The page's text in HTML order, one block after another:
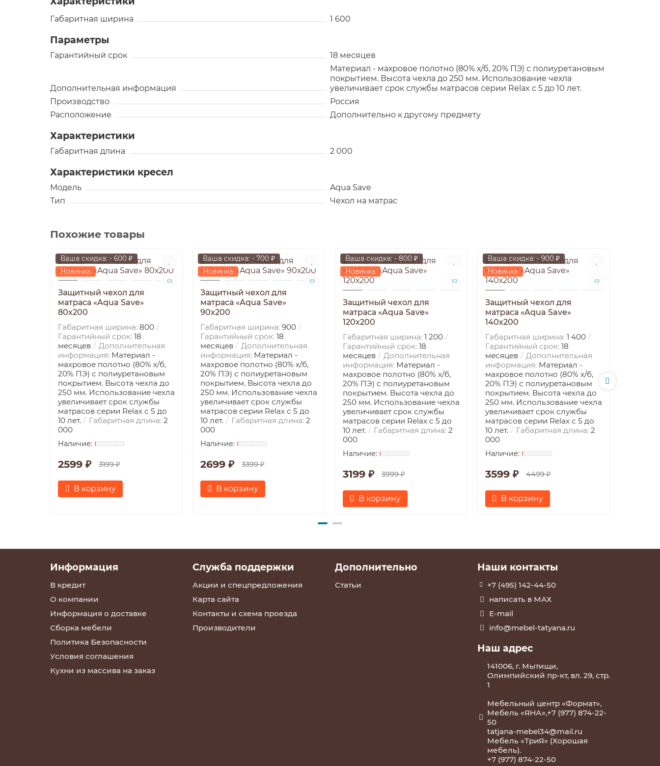
Габаритная ширина 1 600
Параметры
Гарантийный срок 18 месяцев
Дополнительная информация
Материал - махровое полотно (80% х/б, 20% ПЭ) с полиуретановым
покрытием. Высота чехла до 250 мм. Использование чехла
увеличивает срок службы матрасов серии Relax с 5 до 10 лет.
Производство
Россия
Расположение
Дополнительно к другому предмету
Характеристики
Габаритная длина 2 000
Характеристики кресел
Модель
Aqua Save
Тип
Чехол на матрас
Похожие товары
Ваша скидка: - 600 ₽
Новинка
Защитный чехол для
матраса «Aqua Save»
80х200
Габаритная ширина: 800
Гарантийный срок: 18
месяцев
Дополнительная
информация: Материал -
махровое полотно (80% х/б,
20% ПЭ) с полиуретановым
покрытием. Высота чехла до
250 мм. Использование чехла
увеличивает срок службы
матрасов серии Relax с 5 до
10 лет.
Габаритная длина: 2
000
2599 ₽ 3199 ₽
В корзину
Ваша скидка: - 700 ₽
Новинка
Защитный чехол для
матраса «Aqua Save»
90х200
Габаритная ширина: 900
Гарантийный срок: 18
месяцев
Дополнительная
информация: Материал -
махровое полотно (80% х/б,
20% ПЭ) с полиуретановым
покрытием. Высота чехла до
250 мм. Использование чехла
увеличивает срок службы
матрасов серии Relax с 5 до
10 лет.
Габаритная длина: 2
000
2699 ₽ 3399 ₽
В корзину
Ваша скидка: - 800 ₽
Новинка
Защитный чехол для
матраса «Aqua Save»
120х200
Габаритная ширина: 1 200
Гарантийный срок: 18
месяцев
Дополнительная
информация: Материал -
махровое полотно (80% х/б,
20% ПЭ) с полиуретановым
покрытием. Высота чехла до
250 мм. Использование чехла
увеличивает срок службы
матрасов серии Relax с 5 до
10 лет.
Габаритная длина: 2
000
3199 ₽ 3999 ₽
В корзину
Ваша скидка: - 900 ₽
Новинка
Защитный чехол для
матраса «Aqua Save»
140х200
Габаритная ширина: 1 400
Гарантийный срок: 18
месяцев
Дополнительная
информация: Материал -
махровое полотно (80% х/б,
20% ПЭ) с полиуретановым
покрытием. Высота чехла до
250 мм. Использование чехла
увеличивает срок службы
матрасов серии Relax с 5 до
10 лет.
Габаритная длина: 2
000
3599 ₽ 4499 ₽
В корзину
Информация
В кредит
О компании
Информация о доставке
Сборка мебели
Политика Безопасности
Условия соглашения
Кухни из массива на заказ
Служба поддержки
Акции и спецпредложения
Карта сайта
Контакты и схема проезда
Производители
Дополнительно
Статьи
Наши контакты
+7 (495) 142-44-50
написать в МАХ
E-mail
info@mebel-tatyana.ru
Наш адрес
141006, г. Мытищи,
Олимпийский пр-кт, вл. 29, стр.
1
Мебельный центр «Формат»,
Мебель «ЯНА»,+7 (977) 874-22-
50
tatjana-mebel34@mail.ru
Мебель «ТриЯ» (Хорошая
мебель).
+7 (977) 874-22-50